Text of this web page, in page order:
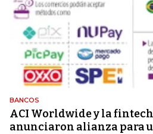
BANCOS
ACI Worldwide y la
anunciaron alianza para